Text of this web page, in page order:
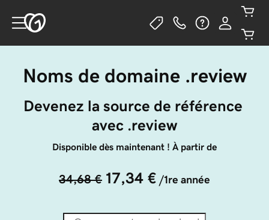
Noms de domaine .review
Devenez la source de référence
avec .review
Disponible dès maintenant ! À partir de
34,68 € 17,34 € /1re année